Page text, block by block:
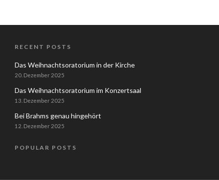
RECENT POSTS
Das Weihnachtsoratorium in der Kirche
20. Dezember 2025
Das Weihnachtsoratorium im Konzertsaal
13. Dezember 2025
Bei Brahms genau hingehört
12. Dezember 2025
POPULAR POSTS